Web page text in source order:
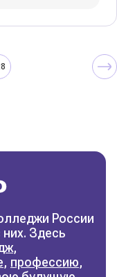
России
Здесь
,
, профессию,